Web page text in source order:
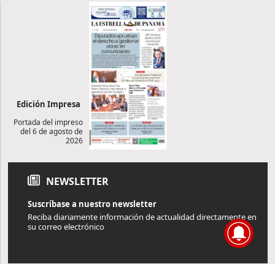
Edición Impresa
Portada del impreso
del 6 de agosto de
2026
NEWSLETTER
Suscríbase a nuestro newsletter
Reciba diariamente información de actualidad directamente en
su correo electrónico